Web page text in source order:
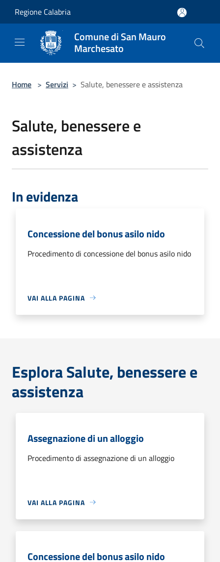
Regione Calabria
Comune di San Mauro
Marchesato
Home > Servizi > Salute, benessere e assistenza
Salute, benessere e
assistenza
In evidenza
Concessione del bonus asilo nido
Procedimento di concessione del bonus asilo nido
VAI ALLA PAGINA
Esplora Salute, benessere e
assistenza
Assegnazione di un alloggio
Procedimento di assegnazione di un alloggio
VAI ALLA PAGINA
Concessione del bonus asilo nido